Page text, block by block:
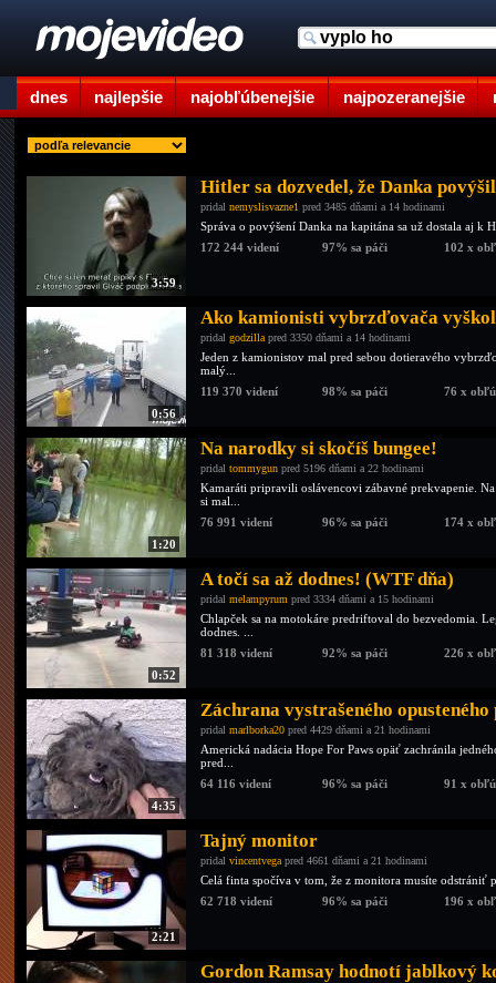
dnes najlepšie najobľúbenejšie najpozeranejšie
3:59
Hitler sa dozvedel, že Danka
pridal nemyslisvazne1 pred 3485 dňami a 14 hodinami
Správa o povýšení Danka na kapitána sa už dostala aj k
172 244 videní
97% sa páči 102 x
0:56
Ako kamionisti vybrzďovača
pridal godzilla pred 3350 dňami a 14 hodinami
Jeden z kamionistov mal pred sebou dotieravého
malý...
119 370 videní
98% sa páči 76 x
1:20
Na narodky si skočíš bungee!
pridal tommygun pred 5196 dňami a 22 hodinami
Kamaráti pripravili oslávencovi zábavné prekvapenie.
si mal...
76 991 videní
96% sa páči 174 x
0:52
A točí sa až dodnes! (WTF dňa)
pridal melampyrum pred 3334 dňami a 15 hodinami
Chlapček sa na motokáre predriftoval do bezvedomia.
dodnes. ...
81 318 videní
92% sa páči 226 x
4:35
Záchrana vystrašeného opusteného
pridal marlborka20 pred 4429 dňami a 21 hodinami
Americká nadácia Hope For Paws opäť zachránila
pred...
64 116 videní
96% sa páči 91 x
2:21
Tajný monitor
pridal vincentvega pred 4661 dňami a 21 hodinami
Celá finta spočíva v tom, že z monitora musíte
62 718 videní
96% sa páči 196 x
Gordon Ramsay hodnotí jablkový